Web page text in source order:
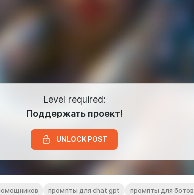
Level required:
Поддержать проект!
UNLOCK POST
промпты для chat gpt
промпты для ботов